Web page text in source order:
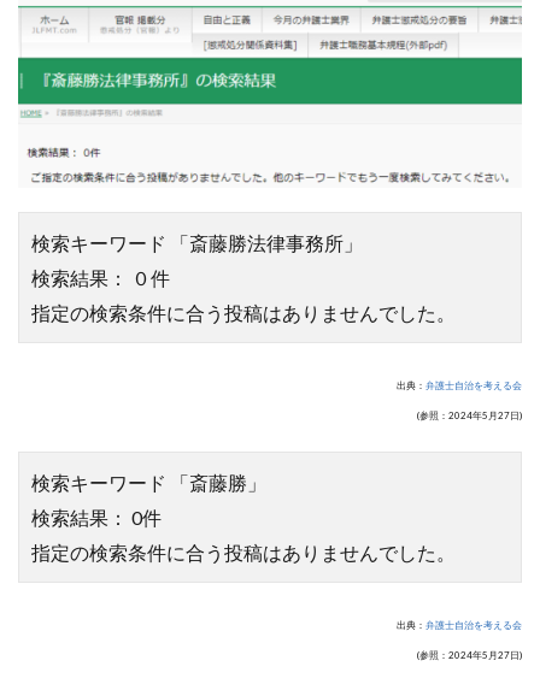
検索キーワード 「斎藤勝法律事務所」
検索結果： ０件
指定の検索条件に合う投稿はありませんでした。
出典： 弁護士自治を考える会
(参照：2024年5月27日)
検索キーワード 「斎藤勝」
検索結果： 0件
指定の検索条件に合う投稿はありませんでした。
出典： 弁護士自治を考える会
(参照：2024年5月27日)